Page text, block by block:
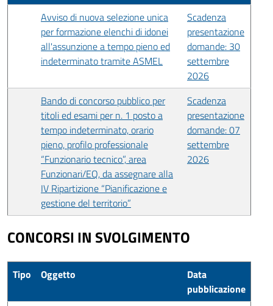
Avviso di nuova selezione unica
per formazione elenchi di idonei
all'assunzione a tempo pieno ed
indeterminato tramite ASMEL
Scadenza
presentazione
domande: 30
settembre
2026
Bando di concorso pubblico per
titoli ed esami per n. 1 posto a
tempo indeterminato, orario
pieno, profilo professionale
“Funzionario tecnico”, area
Funzionari/EQ, da assegnare alla
IV Ripartizione “Pianificazione e
gestione del territorio”
Scadenza
presentazione
domande: 07
settembre
2026
CONCORSI IN SVOLGIMENTO
Tipo Oggetto
Data
pubblicazione